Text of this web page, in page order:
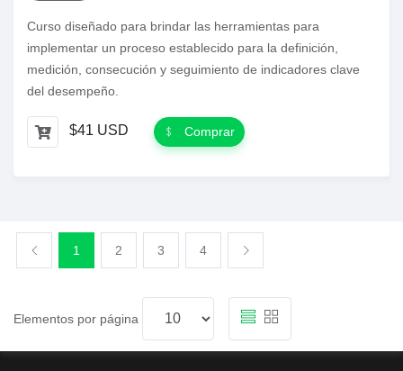
Curso diseñado para brindar las herramientas para
implementar un proceso establecido para la definición,
medición, consecución y seguimiento de indicadores clave
del desempeño.
$41 USD Comprar
1 2 3 4
Elementos por página